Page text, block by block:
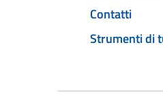
Contatti
Strumenti di